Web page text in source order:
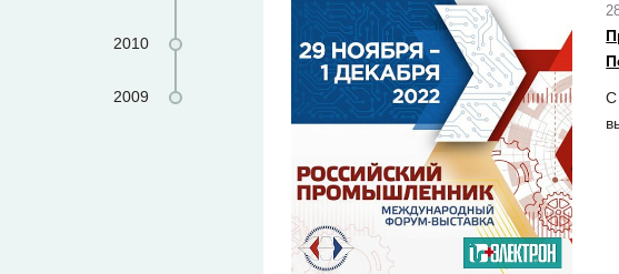
2010
2009
С